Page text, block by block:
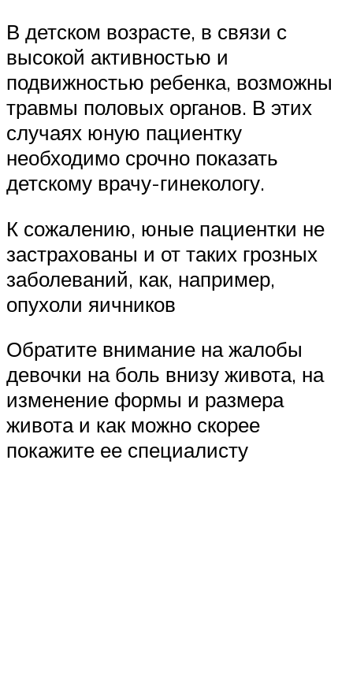
В детском возрасте, в связи с
высокой активностью и
подвижностью ребенка, возможны
травмы половых органов. В этих
случаях юную пациентку
необходимо срочно показать
детскому врачу-гинекологу.
К сожалению, юные пациентки не
застрахованы и от таких грозных
заболеваний, как, например,
опухоли яичников
Обратите внимание на жалобы
девочки на боль внизу живота, на
изменение формы и размера
живота и как можно скорее
покажите ее специалисту